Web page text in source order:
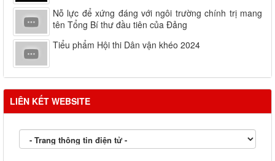
Nỗ lực để xứng đáng với ngôi trường chính trị mang
tên Tổng Bí thư đầu tiên của Đảng
Tiểu phẩm Hội thi Dân vận khéo 2024
LIÊN KẾT WEBSITE